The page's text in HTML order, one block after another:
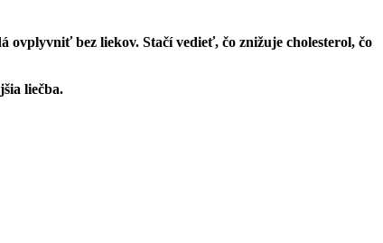
ovplyvniť bez liekov. Stačí vedieť, čo znižuje cholesterol, čo
liečba.